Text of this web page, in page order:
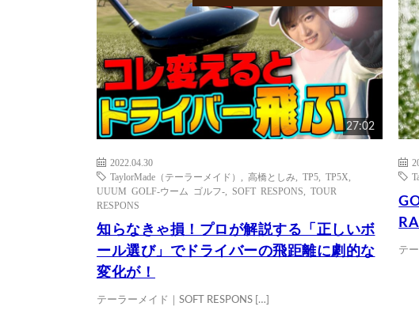
27:02
2022.04.30
TaylorMade（テーラーメイド）
高橋としみ TP5 TP5X
UUUM GOLF-ウーム ゴルフ-
SOFT RESPONS
TOUR
RESPONS
知らなきゃ損！プロが解説する「正しいボ
ール選び」でドライバーの飛距離に劇的な
変化が！
テーラーメイド｜SOFT RESPONS […]
テ